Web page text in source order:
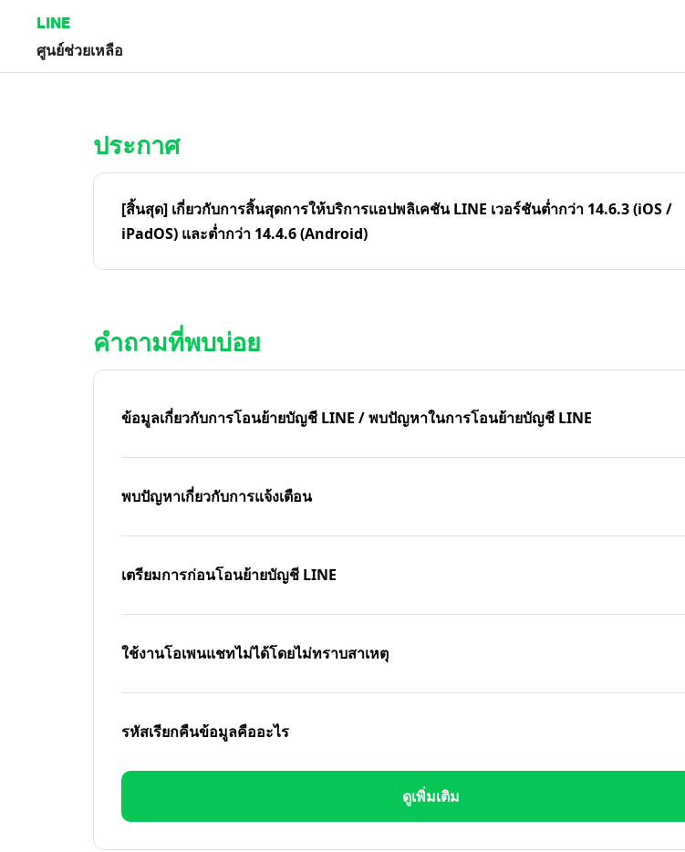
LINE
ศูนย์ช่วยเหลือ
ประกาศ
[สิ้นสุด] เกี่ยวกับการสิ้นสุดการให้บริการแอปพลิเคชัน LINE เวอร์ชันต่ำกว่า 14.6.3 (iOS /
iPadOS) และต่ำกว่า 14.4.6 (Android)
คำถามที่พบบ่อย
ข้อมูลเกี่ยวกับการโอนย้ายบัญชี LINE / พบปัญหาในการโอนย้ายบัญชี LINE
พบปัญหาเกี่ยวกับการแจ้งเตือน
เตรียมการก่อนโอนย้ายบัญชี LINE
ใช้งานโอเพนแชทไม่ได้โดยไม่ทราบสาเหตุ
รหัสเรียกคืนข้อมูลคืออะไร
ดูเพิ่มเติม